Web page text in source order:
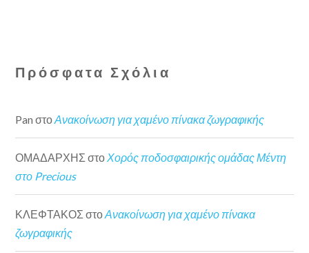
Πρόσφατα Σχόλια
Pan στοΑνακοίνωση για χαμένο πίνακα ζωγραφικής
ΟΜΑΔΑΡΧΗΣ στο Χορός ποδοσφαιρικής ομάδας Μέντη
στο Precious
ΚΛΕΦΤΑΚΟΣ στοΑνακοίνωση για χαμένο πίνακα
ζωγραφικής